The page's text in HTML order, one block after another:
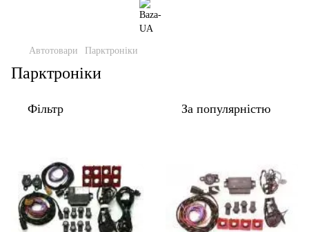
Автотовари Парктроніки
Парктроніки
Фільтр За популярністю